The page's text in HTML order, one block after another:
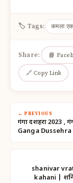
🏷 Tags: कमला
Share: 📘
🔗 Copy Link
← PREVIOUS
गंगा दशहरा 2023 ,
Ganga
shanivar
kahani |